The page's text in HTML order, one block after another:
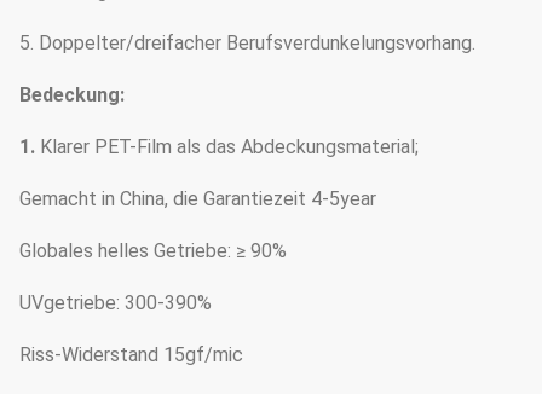
5. Doppelter/dreifacher Berufsverdunkelungsvorhang.
Bedeckung:
1. Klarer PET-Film als das Abdeckungsmaterial;
Gemacht in China, die Garantiezeit 4-5year
Globales helles Getriebe: ≥ 90%
UVgetriebe: 300-390%
Riss-Widerstand 15gf/mic